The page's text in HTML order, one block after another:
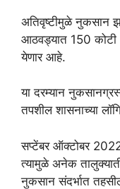
अतिवृष्टीमुळे नुकसान
आठवड्यात 150
येणार आहे.
या दरम्यान
तपशील शासनाच्या
सप्टेंबर ऑक्टोबर 2022
त्यामुळे अनेक
नुकसान संदर्भात